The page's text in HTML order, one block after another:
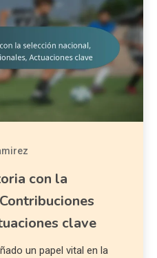
con la
clave
un papel vital en la